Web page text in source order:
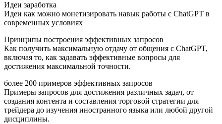
Идеи заработка
Идеи как можно монетизировать навык работы с ChatGPT в
современных условиях
Принципы построения эффективных запросов
Как получить максимальную отдачу от общения с ChatGPT,
включая то, как задавать эффективные вопросы для
достижения максимальной точности.
более 200 примеров эффективных запросов
Примеры запросов для достижения различных задач, от
создания контента и составления торговой стратегии для
трейдера до изучения иностранного языка или любой другой
дисциплины.